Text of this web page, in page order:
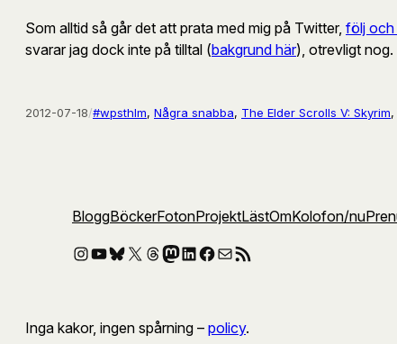
Som alltid så går det att prata med mig på Twitter, följ och
svarar jag dock inte på tilltal (bakgrund här), otrevligt nog.
2012-07-18/#wpsthlm, Några snabba, The Elder Scrolls V: Skyrim,
BloggBöckerFotonProjektLästOmKolofon/nu
Instagram
YouTube
Bluesky
X Threads
Mastodon
LinkedIn
Facebook
E-postRSS-flöde
Inga kakor, ingen spårning – policy.